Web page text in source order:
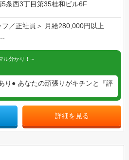
条西3丁目第35桂和ビル6F
フ／正社員＞ 月給280,000円以上
ル分かり！
り● あなたの頑張りがキチンと『評
詳細を見る